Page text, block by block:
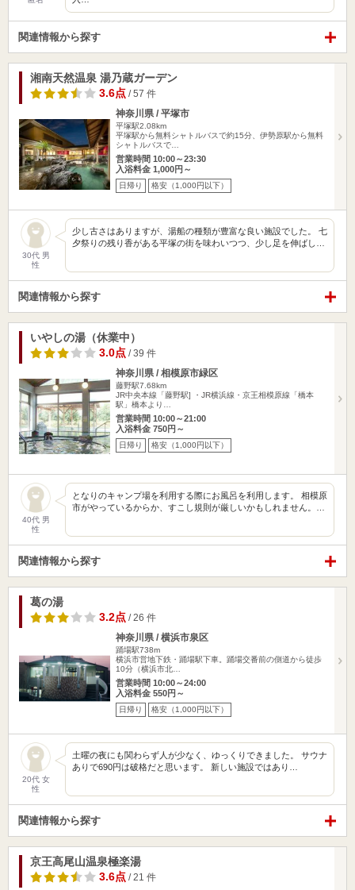
関連情報から探す
湘南天然温泉 湯乃蔵ガーデン
3.6点 / 57 件
神奈川県 / 平塚市
平塚駅2.08km
平塚駅から無料シャトルバスで約15分、伊勢原駅から無料
シャトルバスで…
営業時間 10:00～23:30
入浴料金 1,000円～
日帰り 格安（1,000円以下）
30代 男
性
少し古さはありますが、湯船の種類が豊富な良い施設でした。 七
夕祭りの残り香がある平塚の街を味わいつつ、少し足を伸ばし…
関連情報から探す
いやしの湯（休業中）
3.0点 / 39 件
神奈川県 / 相模原市緑区
藤野駅7.68km
JR中央本線「藤野駅] ・JR横浜線・京王相模原線「橋本
駅」橋本より…
営業時間 10:00～21:00
入浴料金 750円～
日帰り 格安（1,000円以下）
40代 男
性
となりのキャンプ場を利用する際にお風呂を利用します。 相模原
市がやっているからか、すこし規則が厳しいかもしれません。…
関連情報から探す
葛の湯
3.2点 / 26 件
神奈川県 / 横浜市泉区
踊場駅738m
横浜市営地下鉄・踊場駅下車。踊場交番前の側道から徒歩
10分（横浜市北…
営業時間 10:00～24:00
入浴料金 550円～
日帰り 格安（1,000円以下）
20代 女
性
土曜の夜にも関わらず人が少なく、ゆっくりできました。 サウナ
ありで690円は破格だと思います。 新しい施設ではあり…
関連情報から探す
京王高尾山温泉極楽湯
3.6点 / 21 件